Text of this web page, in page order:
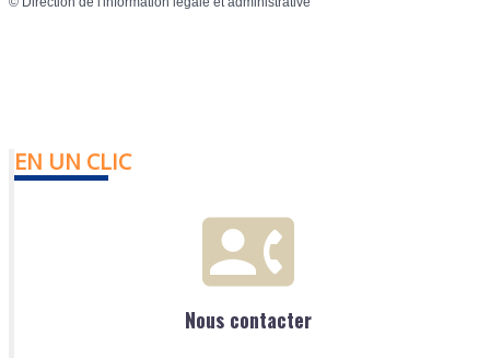
EN UN CLIC
Nous contacter